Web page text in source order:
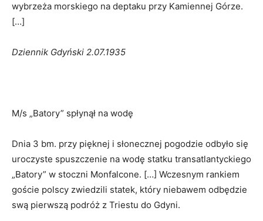
wybrzeża morskiego na deptaku przy Kamiennej Górze.
[…]
Dziennik Gdyński 2.07.1935
M/s „Batory” spłynął na wodę
Dnia 3 bm. przy pięknej i słonecznej pogodzie odbyło się
uroczyste spuszczenie na wodę statku transatlantyckiego
„Batory” w stoczni Monfalcone. […] Wczesnym rankiem
goście polscy zwiedzili statek, który niebawem odbędzie
swą pierwszą podróż z Triestu do Gdyni.